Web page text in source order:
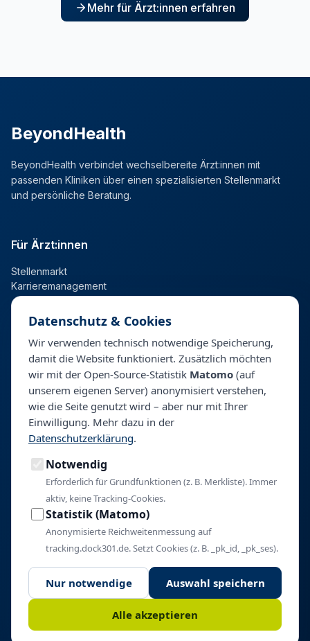
Mehr für Ärzt:innen erfahren
BeyondHealth
BeyondHealth verbindet wechselbereite Ärzt:innen mit
passenden Kliniken über einen spezialisierten Stellenmarkt
und persönliche Beratung.
Für Ärzt:innen
Stellenmarkt
Karrieremanagement
Talentpool
Personalberatung & Direktsuche
Unternehmen
Impressum
Datenschutz
Cookie-Einstellungen
Datenschutz & Cookies
Wir verwenden technisch notwendige Speicherung,
damit die Website funktioniert. Zusätzlich möchten
wir mit der Open-Source-Statistik Matomo (auf
unserem eigenen Server) anonymisiert verstehen,
wie die Seite genutzt wird – aber nur mit Ihrer
Einwilligung. Mehr dazu in der
Datenschutzerklärung.
Notwendig
Erforderlich für Grundfunktionen (z. B. Merkliste). Immer
aktiv, keine Tracking-Cookies.
Statistik (Matomo)
Anonymisierte Reichweitenmessung auf
tracking.dock301.de. Setzt Cookies (z. B. _pk_id, _pk_ses).
Nur notwendige Auswahl speichern
Alle akzeptieren